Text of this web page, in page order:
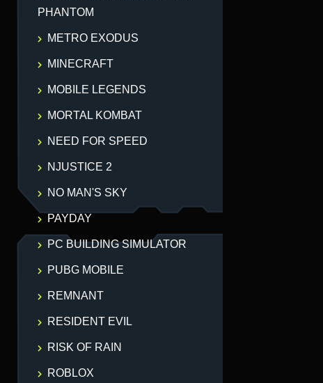
PHANTOM
METRO EXODUS
MINECRAFT
MOBILE LEGENDS
MORTAL KOMBAT
NEED FOR SPEED
NJUSTICE 2
NO MAN'S SKY
PAYDAY
PC BUILDING SIMULATOR
PUBG MOBILE
REMNANT
RESIDENT EVIL
RISK OF RAIN
ROBLOX